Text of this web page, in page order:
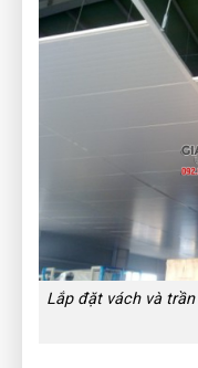
Lắp đặt vách và